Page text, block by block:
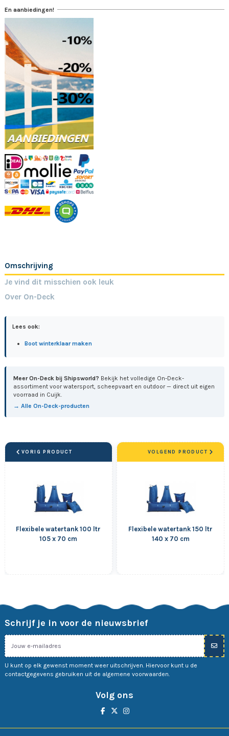
En aanbiedingen!
Omschrijving
Je vind dit misschien ook leuk
Over On-Deck
Lees ook:
Boot winterklaar maken
Meer On-Deck bij Shipsworld? Bekijk het volledige On-Deck-
assortiment voor watersport, scheepvaart en outdoor — direct uit eigen
voorraad in Cuijk.
→ Alle On-Deck-producten
VORIG PRODUCT
Flexibele watertank 100 ltr
105 x 70 cm
Flexibele watertank 150 ltr
140 x 70 cm
VOLGEND PRODUCT
Schrijf je in voor de nieuwsbrief
U kunt op elk gewenst moment weer uitschrijven. Hiervoor kunt u de
contactgegevens gebruiken uit de algemene voorwaarden.
Volg ons